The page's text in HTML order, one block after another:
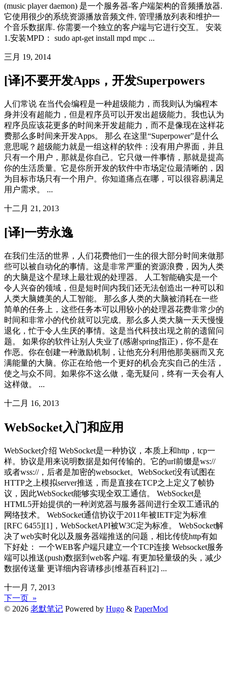
(music player daemon) 是一个服务器-客户端架构的音频播放器.
它使用很少的系统资源播放音频文件, 管理播放列表和维护一
个音乐数据库. 你需要一个独立的客户端与它进行交互。 安装
1.安装MPD： sudo apt-get install mpd mpc ...
三月 19, 2014
[译]不要开发Apps，开发Superpowers
人们常说 在当代会编程是一种超级能力，而我则认为编程本
身并没有超能力，但是程序员可以开发出超级能力。我也认为
程序员应该花更多的时间来开发超能力，而不是像现在这样花
费那么多时间来开发Apps。 那么 在这里“Superpower”是什么
意思呢？超级能力就是一组这样的软件：没有用户界面，并且
只有一个用户，那就是你自己。它只做一件事情，那就是提高
你的生活质量。它是你所开发的软件中市场定位最清晰的，因
为目标市场只有一个用户。你知道痛点在哪，可以很容易满足
用户需求。 ...
十二月 21, 2013
[译]一劳永逸
在我们生活的世界，人们花费他们一生的很大部分时间来做那
些可以被自动化的事情。这是非常严重的资源浪费，因为人类
的大脑是这个星球上最壮观的处理器。 人工智能确实是一个
令人兴奋的领域，但是短时间内我们还无法创造出一种可以和
人类大脑媲美的人工智能。 那么多人类的大脑被消耗在一些
简单的任务上，这些任务本可以用较小的处理器花费非常少的
时间和非常小的代价就可以完成。那么多人类大脑一天天慢慢
退化，忙于令人生厌的事情。这是当代科技出现之前的遗留问
题。 如果你的软件让别人失业了(感谢spring指正)，你不是在
作恶。你在创建一种激励机制，让他充分利用他那美丽而又充
满能量的大脑。你正在给他一个更好的机会充实自己的生活，
使之与众不同。如果你不这么做，毫无疑问，终有一天会有人
这样做。 ...
十二月 16, 2013
WebSocket入门和应用
WebSocket介绍 WebSocket是一种协议，本质上和http，tcp一
样。协议是用来说明数据是如何传输的。它的url前缀是ws://
或者wss://，后者是加密的websocket。WebSocket没有试图在
HTTP之上模拟server推送，而是直接在TCP之上定义了帧协
议，因此WebSocket能够实现全双工通信。 WebSocket是
HTML5开始提供的一种浏览器与服务器间进行全双工通讯的
网络技术。 WebSocket通信协议于2011年被IETF定为标准
[RFC 6455][1]，WebSocketAPI被W3C定为标准。 WebSocket解
决了web实时化以及服务器端推送的问题，相比传统http有如
下好处： 一个WEB客户端只建立一个TCP连接 Websocket服务
端可以推送(push)数据到web客户端. 有更加轻量级的头，减少
数据传送量 更详细内容请移步[维基百科][2] ...
十一月 7, 2013
下一页 »
© 2026 老默笔记 Powered by Hugo & PaperMod